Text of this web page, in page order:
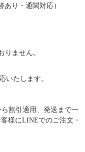
あり・通関対応）
ません。
いたします。
割引適用、発送まで一
様にLINEでのご注文・